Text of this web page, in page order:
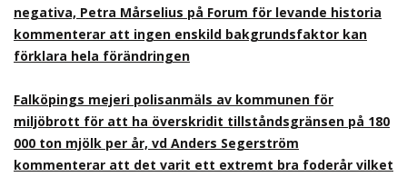
negativa, Petra Mårselius på Forum för levande historia
kommenterar att ingen enskild bakgrundsfaktor kan
förklara hela förändringen
Falköpings mejeri polisanmäls av kommunen för
miljöbrott för att ha överskridit tillståndsgränsen på 180
000 ton mjölk per år, vd Anders Segerström
kommenterar att det varit ett extremt bra foderår vilket